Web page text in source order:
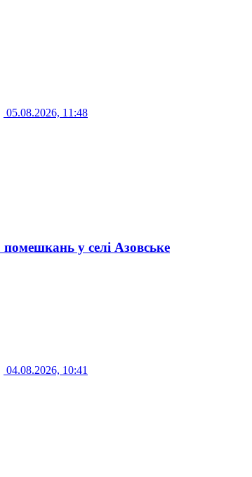
05.08.2026, 11:48
у селі Азовське
04.08.2026, 10:41